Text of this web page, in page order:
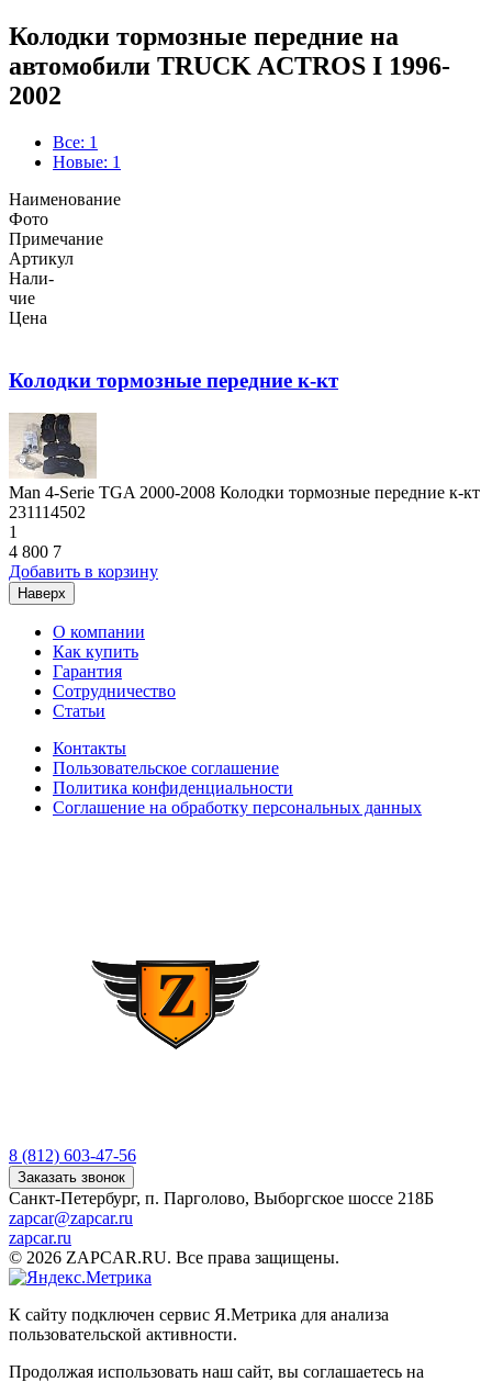
Колодки тормозные передние на
автомобили TRUCK ACTROS I 1996-
2002
Все: 1
Новые: 1
Наименование
Фото
Примечание
Артикул
Нали-
чие
Цена
Колодки тормозные передние к-кт
Man 4-Serie TGA 2000-2008 Колодки тормозные передние к-кт
231114502
1
4 800 7
Добавить в корзину
Наверх
О компании
Как купить
Гарантия
Сотрудничество
Статьи
Контакты
Пользовательское соглашение
Политика конфиденциальности
Соглашение на обработку персональных данных
8 (812) 603-47-56
Заказать звонок
Санкт-Петербург, п. Парголово, Выборгское шоссе 218Б
zapcar@zapcar.ru
zapcar.ru
© 2026 ZAPCAR.RU. Все права защищены.
К сайту подключен сервис Я.Метрика для анализа
пользовательской активности.
Продолжая использовать наш сайт, вы соглашаетесь на